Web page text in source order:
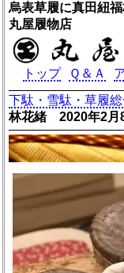
烏表草履に真田紐
丸屋履物店
トップ Ｑ＆Ａ
下駄・雪駄・草履総
林花緒 2020年2月